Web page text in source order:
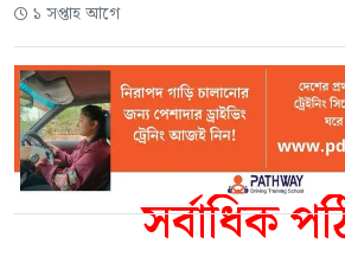
সর্বাধিক
১ সপ্তাহ আগে